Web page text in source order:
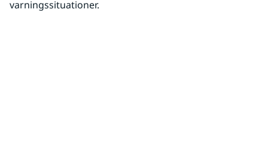
varningssituationer.